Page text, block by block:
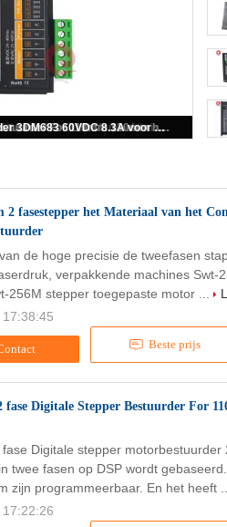
tweefasen Digitale Stappende Bestuurder 24~80VDC of AC20~60V voor Stepper 23 van NEMA 17 Motor
2 fasestepper het Materiaal van het
Beste prijs
de hoge precisie de tweefasen
verpakkende machines Swt-
256M stepper toegepaste motor ...
fase Digitale Stepper Bestuurder For
Digitale stepper
twee fasen op DSP wordt
zijn programmeerbaar. En het heeft ...